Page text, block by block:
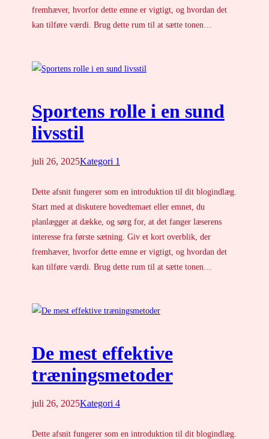
fremhæver, hvorfor dette emne er vigtigt, og hvordan det
kan tilføre værdi. Brug dette rum til at sætte tonen…
Sportens rolle i en sund
livsstil
juli 26, 2025Kategori 1
Dette afsnit fungerer som en introduktion til dit blogindlæg.
Start med at diskutere hovedtemaet eller emnet, du
planlægger at dække, og sørg for, at det fanger læserens
interesse fra første sætning. Giv et kort overblik, der
fremhæver, hvorfor dette emne er vigtigt, og hvordan det
kan tilføre værdi. Brug dette rum til at sætte tonen…
De mest effektive
træningsmetoder
juli 26, 2025Kategori 4
Dette afsnit fungerer som en introduktion til dit blogindlæg.